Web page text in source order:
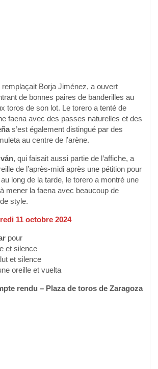
remplaçait Borja Jiménez, a ouvert
de bonnes paires de banderilles au
toros de son lot. Le torero a tenté de
faena avec des passes naturelles et des
s’est également distingué par des
au centre de l’arène.
, qui faisait aussi partie de l’affiche, a
de l’après-midi après une pétition pour
long de la tarde, le torero a montré une
mener la faena avec beaucoup de
style.
11 octobre 2024
pour
et silence
et silence
oreille et vuelta
rendu – Plaza de toros de Zaragoza